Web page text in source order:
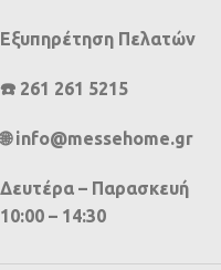
Εξυπηρέτηση Πελατών
☎️ 261 261 5215
🌐 info@messehome.gr
Δευτέρα – Παρασκευή
10:00 – 14:30